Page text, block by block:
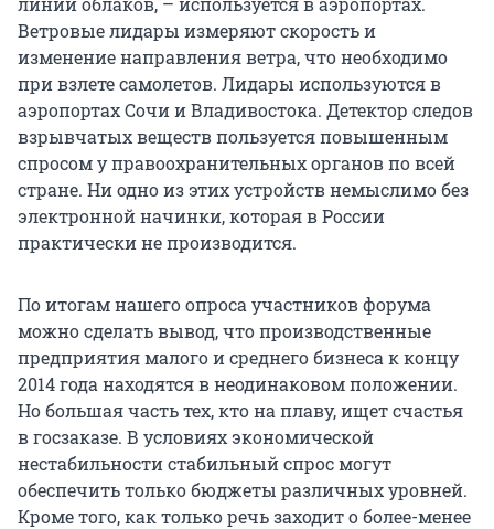
Ветровые лидары измеряют скорость и
изменение направления ветра, что необходимо
при взлете самолетов. Лидары используются в
аэропортах Сочи и Владивостока. Детектор следов
взрывчатых веществ пользуется повышенным
спросом у правоохранительных органов по всей
стране. Ни одно из этих устройств немыслимо без
электронной начинки, которая в России
практически не производится.
По итогам нашего опроса участников форума
можно сделать вывод, что производственные
предприятия малого и среднего бизнеса к концу
2014 года находятся в неодинаковом положении.
Но большая часть тех, кто на плаву, ищет счастья
в госзаказе. В условиях экономической
нестабильности стабильный спрос могут
обеспечить только бюджеты различных уровней.
Кроме того, как только речь заходит о более-менее